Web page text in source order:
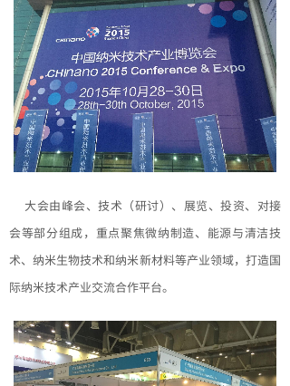
大会由峰会、技术（研讨）、展览、投资、对接
会等部分组成，重点聚焦微纳制造、能源与清洁技
术、纳米生物技术和纳米新材料等产业领域，打造国
际纳米技术产业交流合作平台。